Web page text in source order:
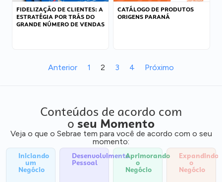
FIDELIZAÇÃO DE CLIENTES: A
ESTRATÉGIA POR TRÁS DO
GRANDE NÚMERO DE VENDAS
CATÁLOGO DE PRODUTOS
ORIGENS PARANÁ
Anterior 1 2 3 4 Próximo
Conteúdos de acordo com
o seu Momento
Veja o que o Sebrae tem para você de acordo com o seu
momento:
Iniciando
um
Negócio
Desenvolvimento
Pessoal
Aprimorando
o
Negócio
Expandindo
o
Negócio